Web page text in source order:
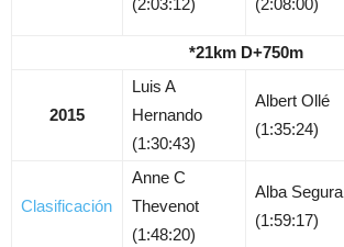
(2:03:12)
(2:08:00)
*21km D+750m
2015
Luis A
Hernando
(1:30:43)
Albert Ollé
(1:35:24)
Clasificación
Anne C
Thevenot
(1:48:20)
Alba Segura
(1:59:17)